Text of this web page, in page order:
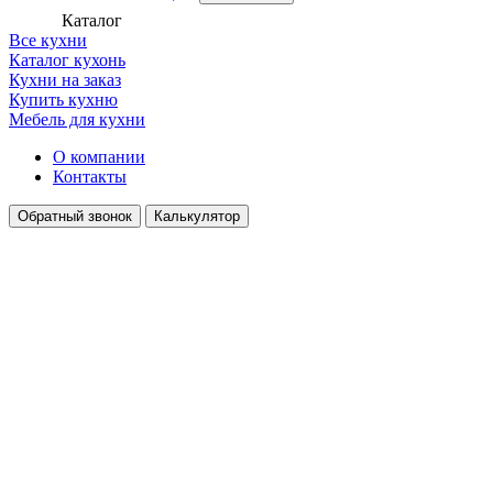
Каталог
Все кухни
Каталог кухонь
Кухни на заказ
Купить кухню
Мебель для кухни
О компании
Контакты
Обратный звонок Калькулятор